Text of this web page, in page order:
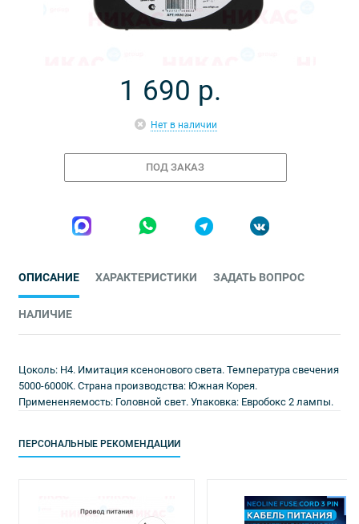
1 690 р.
Нет в наличии
ПОД ЗАКАЗ
ОПИСАНИЕ ХАРАКТЕРИСТИКИ ЗАДАТЬ ВОПРОС
НАЛИЧИЕ
Цоколь: H4. Имитация ксенонового света. Температура свечения
5000-6000К. Страна производства: Южная Корея.
Примененяемость: Головной свет. Упаковка: Евробокс 2 лампы.
ПЕРСОНАЛЬНЫЕ РЕКОМЕНДАЦИИ